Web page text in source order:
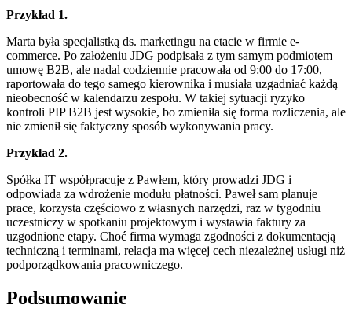
Przykład 1.
Marta była specjalistką ds. marketingu na etacie w firmie e-
commerce. Po założeniu JDG podpisała z tym samym podmiotem
umowę B2B, ale nadal codziennie pracowała od 9:00 do 17:00,
raportowała do tego samego kierownika i musiała uzgadniać każdą
nieobecność w kalendarzu zespołu. W takiej sytuacji ryzyko
kontroli PIP B2B jest wysokie, bo zmieniła się forma rozliczenia, ale
nie zmienił się faktyczny sposób wykonywania pracy.
Przykład 2.
Spółka IT współpracuje z Pawłem, który prowadzi JDG i
odpowiada za wdrożenie modułu płatności. Paweł sam planuje
prace, korzysta częściowo z własnych narzędzi, raz w tygodniu
uczestniczy w spotkaniu projektowym i wystawia faktury za
uzgodnione etapy. Choć firma wymaga zgodności z dokumentacją
techniczną i terminami, relacja ma więcej cech niezależnej usługi niż
podporządkowania pracowniczego.
Podsumowanie